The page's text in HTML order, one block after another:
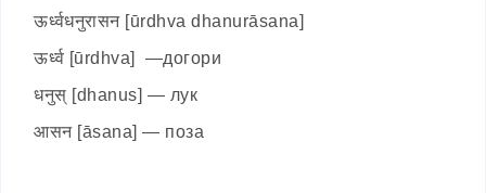
ऊर्ध्वधनुरासन [ūrdhva dhanurāsana]
ऊर्ध्व [ūrdhva] —догори
धनुस् [dhanus] — лук
आसन [āsana] — поза